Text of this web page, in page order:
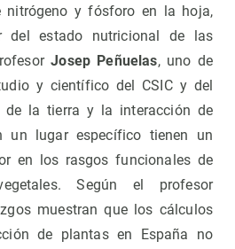
nitrógeno y fósforo en la hoja,
del estado nutricional de las
Josep Peñuelas, uno de
y científico del CSIC y del
de la tierra y la interacción de
un lugar específico tienen un
en los rasgos funcionales de
Según el profesor
muestran que los cálculos
de plantas en España no